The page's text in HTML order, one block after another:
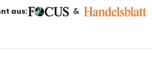
aus: